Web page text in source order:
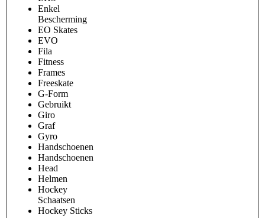
Enkel
Bescherming
EO Skates
EVO
Fila
Fitness
Frames
Freeskate
G-Form
Gebruikt
Giro
Graf
Gyro
Handschoenen
Handschoenen
Head
Helmen
Hockey
Schaatsen
Hockey Sticks